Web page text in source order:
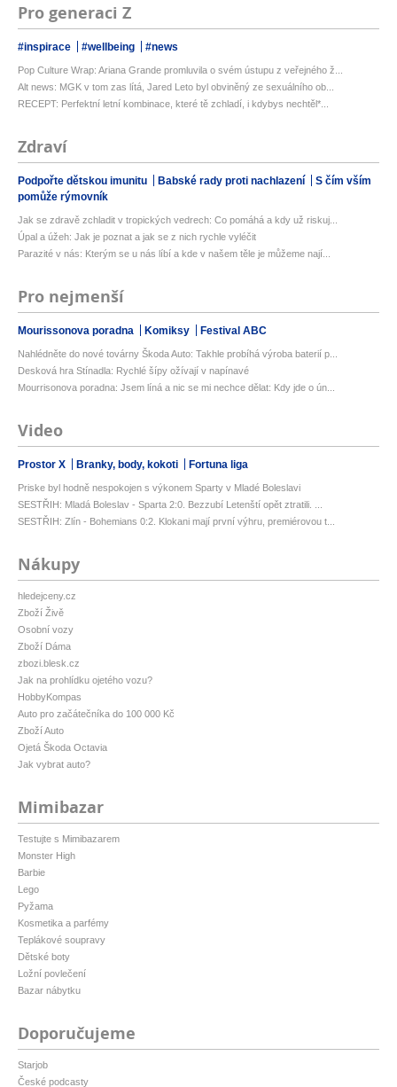
Pro generaci Z
#inspirace #wellbeing #news
Pop Culture Wrap: Ariana Grande promluvila o svém ústupu z veřejného ž...
Alt news: MGK v tom zas lítá, Jared Leto byl obviněný ze sexuálního ob...
RECEPT: Perfektní letní kombinace, které tě zchladí, i kdybys nechtěl*...
Zdraví
Podpořte dětskou imunitu Babské rady proti nachlazení
S čím vším
pomůže rýmovník
Jak se zdravě zchladit v tropických vedrech: Co pomáhá a kdy už riskuj...
Úpal a úžeh: Jak je poznat a jak se z nich rychle vyléčit
Parazité v nás: Kterým se u nás líbí a kde v našem těle je můžeme nají...
Pro nejmenší
Mourissonova poradna Komiksy Festival ABC
Nahlédněte do nové továrny Škoda Auto: Takhle probíhá výroba baterií p...
Desková hra Stínadla: Rychlé šípy ožívají v napínavé
Mourrisonova poradna: Jsem líná a nic se mi nechce dělat: Kdy jde o ún...
Video
Prostor X Branky, body, kokoti Fortuna liga
Priske byl hodně nespokojen s výkonem Sparty v Mladé Boleslavi
SESTŘIH: Mladá Boleslav - Sparta 2:0. Bezzubí Letenští opět ztratili. ...
SESTŘIH: Zlín - Bohemians 0:2. Klokani mají první výhru, premiérovou t...
Nákupy
hledejceny.cz
Zboží Živě
Osobní vozy
Zboží Dáma
zbozi.blesk.cz
Jak na prohlídku ojetého vozu?
HobbyKompas
Auto pro začátečníka do 100 000 Kč
Zboží Auto
Ojetá Škoda Octavia
Jak vybrat auto?
Mimibazar
Testujte s Mimibazarem
Monster High
Barbie
Lego
Pyžama
Kosmetika a parfémy
Teplákové soupravy
Dětské boty
Ložní povlečení
Bazar nábytku
Doporučujeme
Starjob
České podcasty